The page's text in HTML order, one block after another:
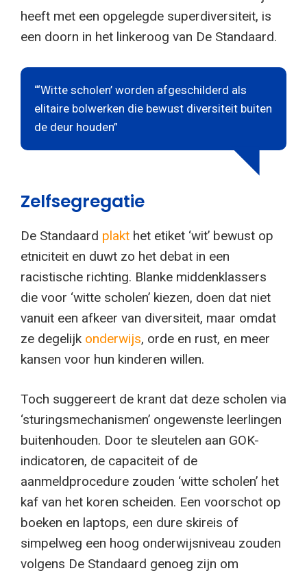
heeft met een opgelegde superdiversiteit, is
een doorn in het linkeroog van De Standaard.
“‘Witte scholen’ worden afgeschilderd als
elitaire bolwerken die bewust diversiteit buiten
de deur houden”
Zelfsegregatie
De Standaard plakt het etiket ‘wit’ bewust op
etniciteit en duwt zo het debat in een
racistische richting. Blanke middenklassers
die voor ‘witte scholen’ kiezen, doen dat niet
vanuit een afkeer van diversiteit, maar omdat
ze degelijk onderwijs, orde en rust, en meer
kansen voor hun kinderen willen.
Toch suggereert de krant dat deze scholen via
‘sturingsmechanismen’ ongewenste leerlingen
buitenhouden. Door te sleutelen aan GOK-
indicatoren, de capaciteit of de
aanmeldprocedure zouden ‘witte scholen’ het
kaf van het koren scheiden. Een voorschot op
boeken en laptops, een dure skireis of
simpelweg een hoog onderwijsniveau zouden
volgens De Standaard genoeg zijn om